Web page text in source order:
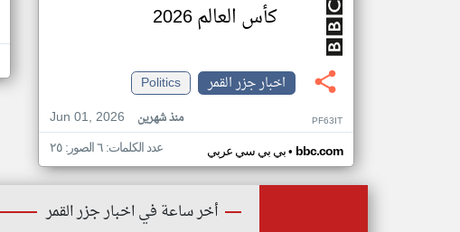
كأس العالم 2026
اخبار جزر القمر
Politics
Jun 01, 2026
منذ شهرين PF63IT
بي بي سي عربي• bbc.com عدد الكلمات: ٦ الصور: ٢٥
أخر ساعة في اخبار جزر القمر